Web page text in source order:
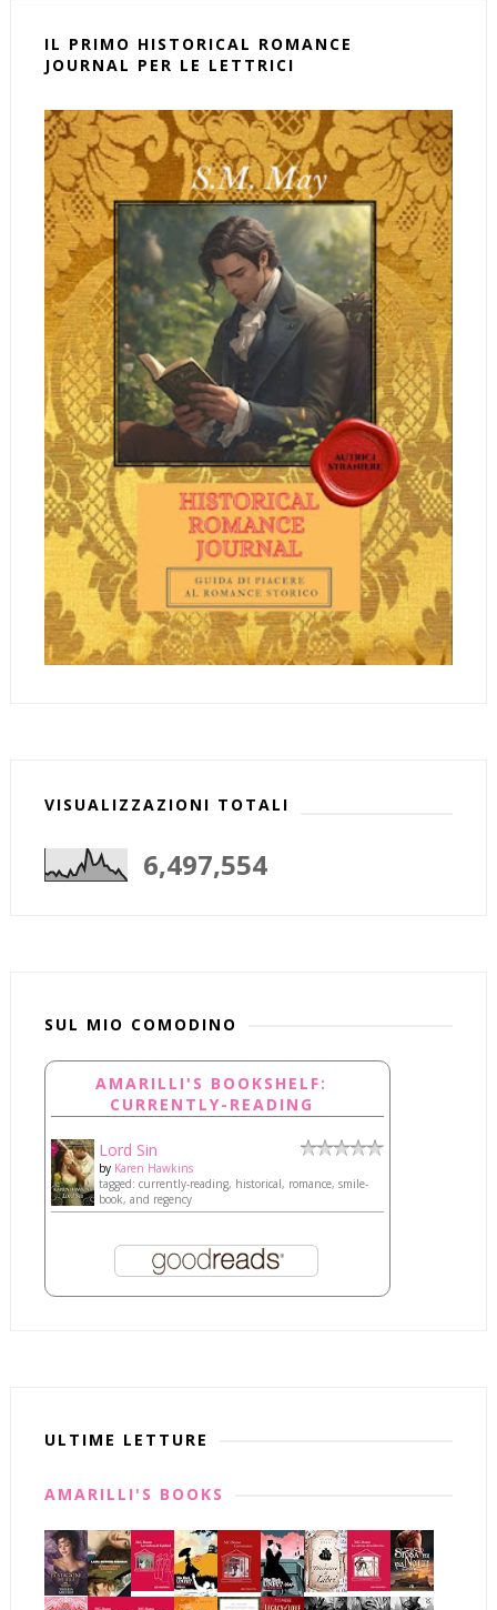
IL PRIMO HISTORICAL ROMANCE
JOURNAL PER LE LETTRICI
VISUALIZZAZIONI TOTALI
6,497,554
SUL MIO COMODINO
AMARILLI'S BOOKSHELF:
CURRENTLY-READING
Lord Sin
by Karen Hawkins
tagged: currently-reading, historical, romance, smile-
book, and regency
ULTIME LETTURE
AMARILLI'S BOOKS